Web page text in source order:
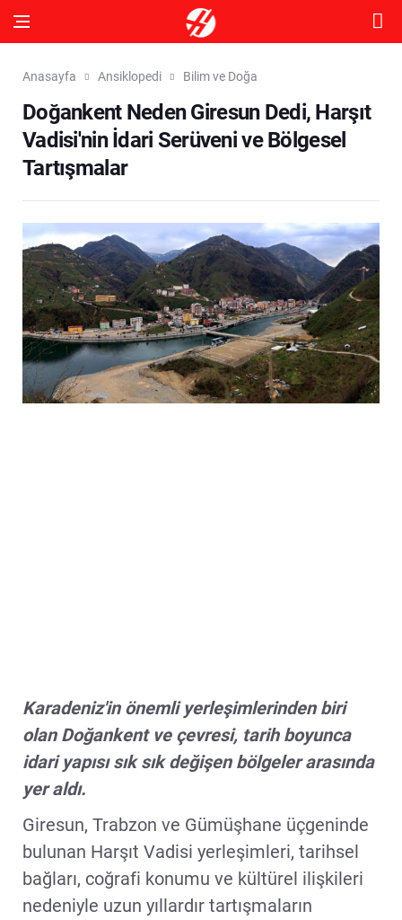
Anasayfa Ansiklopedi Bilim ve Doğa
Doğankent Neden Giresun Dedi, Harşıt
Vadisi'nin İdari Serüveni ve Bölgesel
Tartışmalar
Karadeniz'in önemli yerleşimlerinden biri
olan Doğankent ve çevresi, tarih boyunca
idari yapısı sık sık değişen bölgeler arasında
yer aldı.
Giresun, Trabzon ve Gümüşhane üçgeninde
bulunan Harşıt Vadisi yerleşimleri, tarihsel
bağları, coğrafi konumu ve kültürel ilişkileri
nedeniyle uzun yıllardır tartışmaların